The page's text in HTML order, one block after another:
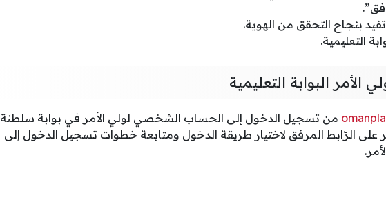
بنجاح التحقق من الهوية.
التعليمية.
البوابة التعليمية
من تسجيل الدخول إلى الحساب الشخصي لولي الأمر في بوابة سلطنة
على الرّابط المرفق لاختيار طريقة الدخول ومتابعة خطوات تسجيل الدخول إلى